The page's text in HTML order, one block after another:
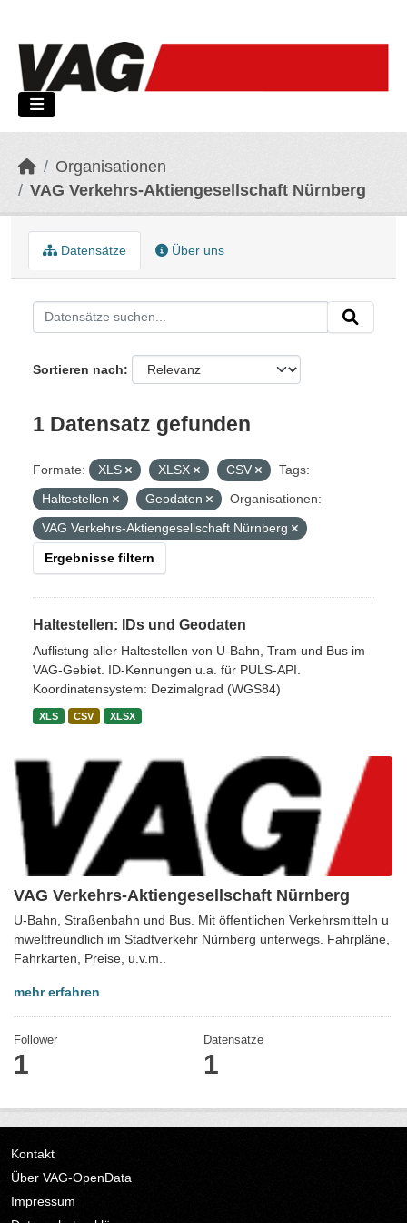
Organisationen
VAG Verkehrs-Aktiengesellschaft Nürnberg
VAG Verkehrs-Aktiengesellschaft Nürnberg
U-Bahn, Straßenbahn und Bus. Mit öffentlichen Verkehrsmitteln u
mweltfreundlich im Stadtverkehr Nürnberg unterwegs. Fahrpläne,
Fahrkarten, Preise, u.v.m..
mehr erfahren
Follower
1
Datensätze
1
Datensätze Über uns
Sortieren nach
1 Datensatz gefunden
Formate: XLS XLSX CSV
Tags:
Haltestellen
Geodaten
Organisationen:
VAG Verkehrs-Aktiengesellschaft Nürnberg
Ergebnisse filtern
Haltestellen: IDs und Geodaten
Auflistung aller Haltestellen von U-Bahn, Tram und Bus im
VAG-Gebiet. ID-Kennungen u.a. für PULS-API.
Koordinatensystem: Dezimalgrad (WGS84)
XLS CSV XLSX
Kontakt
Über VAG-OpenData
Impressum